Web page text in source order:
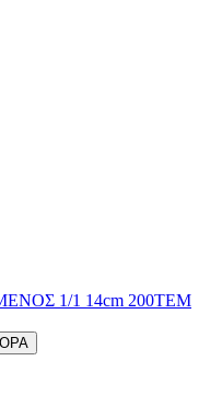
1/1 14cm 200ΤΕΜ